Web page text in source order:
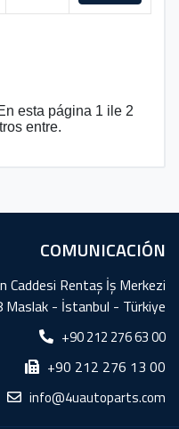
esta página 1 ile 2
entre.
COMUNICACIÓN
Caddesi Rentaş İş Merkezi
Maslak - İstanbul - Türkiye
+90 212 276 63 00
+90 212 276 13 00
info@4uautoparts.com